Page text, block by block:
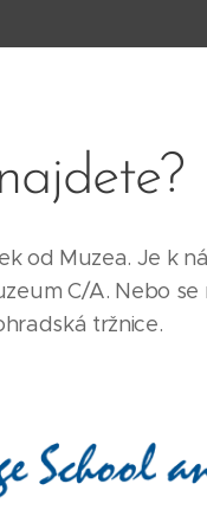
od Muzea. Je k
C/A. Nebo se
tržnice.